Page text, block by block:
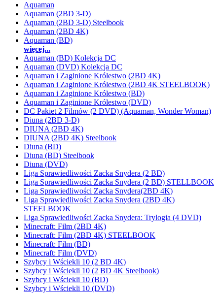
Aquaman
Aquaman (2BD 3-D)
Aquaman (2BD 3-D) Steelbook
Aquaman (2BD 4K)
Aquaman (BD)
więcej...
Aquaman (BD) Kolekcja DC
Aquaman (DVD) Kolekcja DC
Aquaman i Zaginione Królestwo (2BD 4K)
Aquaman i Zaginione Królestwo (2BD 4K STEELBOOK)
Aquaman i Zaginione Królestwo (BD)
Aquaman i Zaginione Królestwo (DVD)
DC Pakiet 2 Filmów (2 DVD) (Aquaman, Wonder Woman)
Diuna (2BD 3-D)
DIUNA (2BD 4K)
DIUNA (2BD 4K) Steelbook
Diuna (BD)
Diuna (BD) Steelbook
Diuna (DVD)
Liga Sprawiedliwości Zacka Snydera (2 BD)
Liga Sprawiedliwości Zacka Snydera (2 BD) STELLBOOK
Liga Sprawiedliwości Zacka Snydera(2BD 4K)
Liga Sprawiedliwości Zacka Snydera (2BD 4K)
STEELBOOK
Liga Sprawiedliwości Zacka Snydera: Trylogia (4 DVD)
Minecraft: Film (2BD 4K)
Minecraft: Film (2BD 4K) STEELBOOK
Minecraft: Film (BD)
Minecraft: Film (DVD)
Szybcy i Wściekli 10 (2 BD 4K)
Szybcy i Wściekli 10 (2 BD 4K Steelbook)
Szybcy i Wściekli 10 (BD)
Szybcy i Wściekli 10 (DVD)